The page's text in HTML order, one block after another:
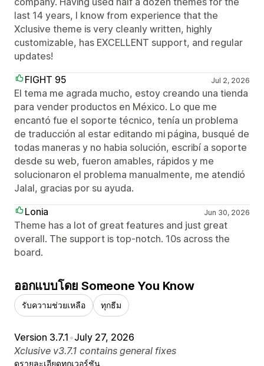
last 14 years, I know from experience that the
Xclusive theme is very cleanly written, highly
customizable, has EXCELLENT support, and regular
updates!
FIGHT 95
Jul 2, 2026
El tema me agrada mucho, estoy creando una tienda
para vender productos en México. Lo que me
encantó fue el soporte técnico, tenía un problema
de traducción al estar editando mi página, busqué de
todas maneras y no habia solución, escribí a soporte
desde su web, fueron amables, rápidos y me
solucionaron el problema manualmente, me atendió
Jalal, gracias por su ayuda.
Lonia
Jun 30, 2026
Theme has a lot of great features and just great
overall. The support is top-notch. 10s across the
board.
ออกแบบโดย Someone You Know
รับความช่วยเหลือ ทุกธีม
Version 3.7.1 •July 27, 2026
Xclusive v3.7.1 contains general fixes
ดูรายละเอียดทุกเวอร์ชัน